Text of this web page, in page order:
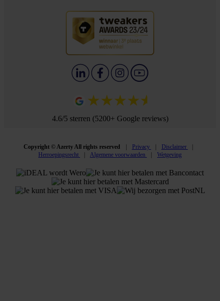
4.6/5 sterren (5200+ Google reviews)
Copyright © Azerty All rights reserved Privacy
Disclaimer
Herroepingsrecht
Algemene voorwaarden Wetgeving